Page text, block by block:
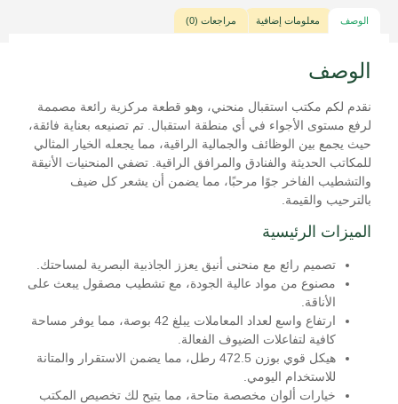
الوصف معلومات إضافية مراجعات (0)
الوصف
نقدم لكم مكتب استقبال منحني، وهو قطعة مركزية رائعة مصممة
لرفع مستوى الأجواء في أي منطقة استقبال. تم تصنيعه بعناية فائقة،
حيث يجمع بين الوظائف والجمالية الراقية، مما يجعله الخيار المثالي
للمكاتب الحديثة والفنادق والمرافق الراقية. تضفي المنحنيات الأنيقة
والتشطيب الفاخر جوًا مرحبًا، مما يضمن أن يشعر كل ضيف
بالترحيب والقيمة.
الميزات الرئيسية
تصميم رائع مع منحنى أنيق يعزز الجاذبية البصرية لمساحتك.
مصنوع من مواد عالية الجودة، مع تشطيب مصقول يبعث على
الأناقة.
ارتفاع واسع لعداد المعاملات يبلغ 42 بوصة، مما يوفر مساحة
كافية لتفاعلات الضيوف الفعالة.
هيكل قوي بوزن 472.5 رطل، مما يضمن الاستقرار والمتانة
للاستخدام اليومي.
خيارات ألوان مخصصة متاحة، مما يتيح لك تخصيص المكتب